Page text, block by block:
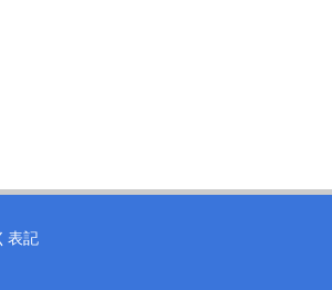
表記